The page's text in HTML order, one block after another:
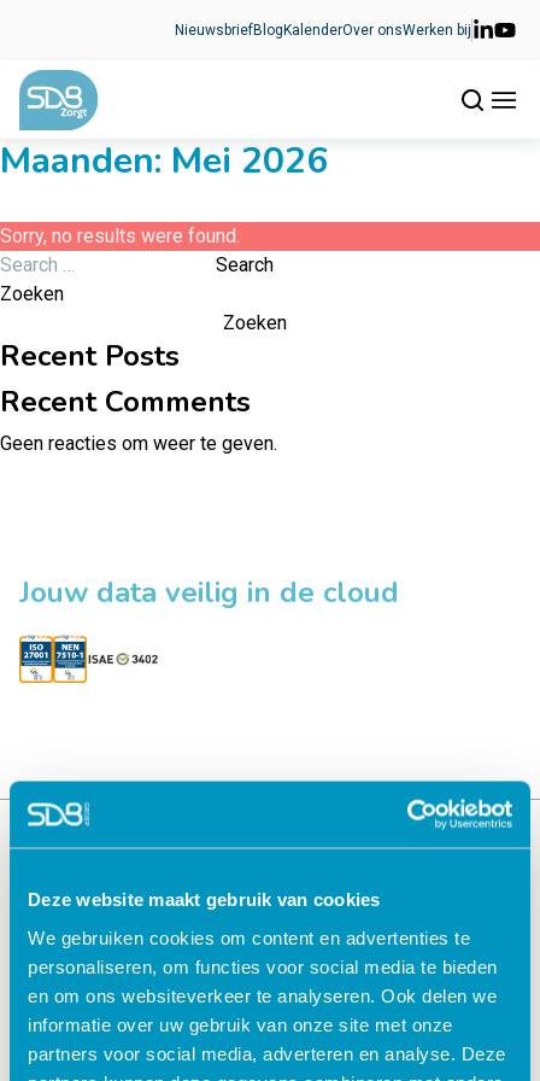
Deze website maakt gebruik van cookies
We gebruiken cookies om content en advertenties te
personaliseren, om functies voor social media te bieden
en om ons websiteverkeer te analyseren. Ook delen we
informatie over uw gebruik van onze site met onze
partners voor social media, adverteren en analyse. Deze
NieuwsbriefBlog KalenderOver onsWerken bij
Maanden: Mei 2026
Sorry, no results were found.
Search for:
Search
Zoeken
Zoeken
Recent Posts
Recent Comments
Geen reacties om weer te geven.
Jouw data veilig in de cloud
Oplossingen voor de
Oplossingen voor de